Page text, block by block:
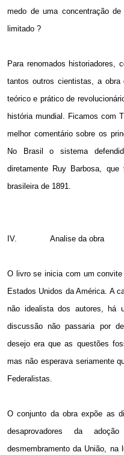
medo de uma concentração
limitado ?
Para renomados historiadores,
tantos outros cientistas, a
teórico e prático de
história mundial. Ficamos com
melhor comentário sobre os
No Brasil o sistema
diretamente Ruy Barbosa,
brasileira de 1891.
IV. Analise da obra
O livro se inicia com um
Estados Unidos da América. A
não idealista dos autores, há
discussão não passaria por
desejo era que as questões
mas não esperava seriamente
Federalistas.
O conjunto da obra expõe as
desaprovadores da
desmembramento da União, na